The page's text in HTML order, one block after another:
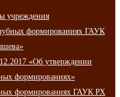
учреждения
формированиях ГАУК
«Об утверждении
формированиях»
формированиях ГАУК РХ